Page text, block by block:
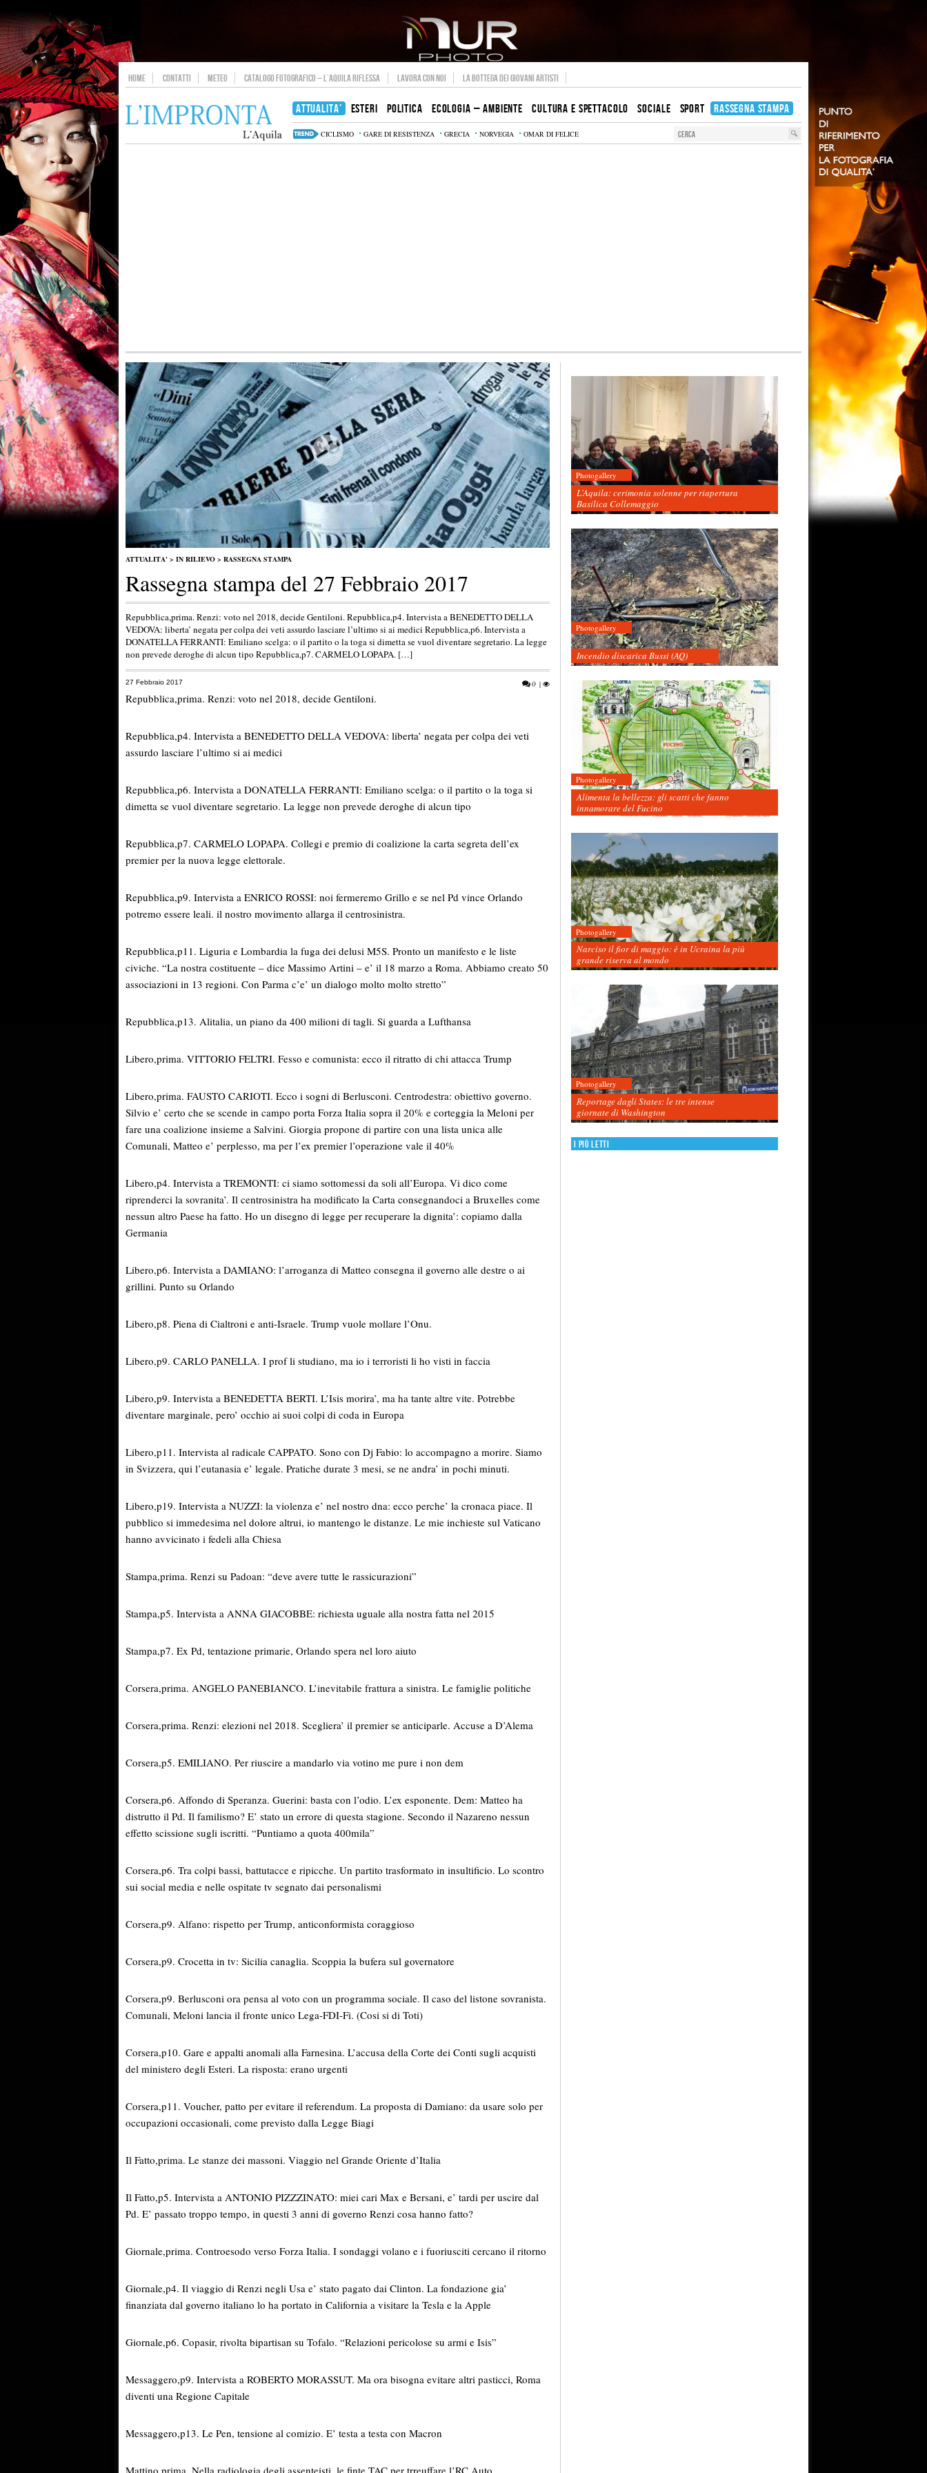
HOME CONTATTI METEO CATALOGO FOTOGRAFICO – L’AQUILA RIFLESSA LAVORA CON NOI LA BOTTEGA DEI GIOVANI ARTISTI
ATTUALITA’ ESTERI POLITICA ECOLOGIA – AMBIENTE CULTURA E SPETTACOLO SOCIALE SPORT RASSEGNA STAMPA
CICLISMO GARE DI RESISTENZA GRECIA NORVEGIA OMAR DI FELICE
ATTUALITA' > IN RILIEVO > RASSEGNA STAMPA
Rassegna stampa del 27 Febbraio 2017
Repubblica,prima. Renzi: voto nel 2018, decide Gentiloni. Repubblica,p4. Intervista a BENEDETTO DELLA
VEDOVA: liberta’ negata per colpa dei veti assurdo lasciare l’ultimo si ai medici Repubblica,p6. Intervista a
DONATELLA FERRANTI: Emiliano scelga: o il partito o la toga si dimetta se vuol diventare segretario. La legge
non prevede deroghe di alcun tipo Repubblica,p7. CARMELO LOPAPA. […]
27 Febbraio 2017 0 |
Repubblica,prima. Renzi: voto nel 2018, decide Gentiloni.
Repubblica,p4. Intervista a BENEDETTO DELLA VEDOVA: liberta’ negata per colpa dei veti
assurdo lasciare l’ultimo si ai medici
Repubblica,p6. Intervista a DONATELLA FERRANTI: Emiliano scelga: o il partito o la toga si
dimetta se vuol diventare segretario. La legge non prevede deroghe di alcun tipo
Repubblica,p7. CARMELO LOPAPA. Collegi e premio di coalizione la carta segreta dell’ex
premier per la nuova legge elettorale.
Repubblica,p9. Intervista a ENRICO ROSSI: noi fermeremo Grillo e se nel Pd vince Orlando
potremo essere leali. il nostro movimento allarga il centrosinistra.
Repubblica,p11. Liguria e Lombardia la fuga dei delusi M5S. Pronto un manifesto e le liste
civiche. “La nostra costituente – dice Massimo Artini – e’ il 18 marzo a Roma. Abbiamo creato 50
associazioni in 13 regioni. Con Parma c’e’ un dialogo molto molto stretto”
Repubblica,p13. Alitalia, un piano da 400 milioni di tagli. Si guarda a Lufthansa
Libero,prima. VITTORIO FELTRI. Fesso e comunista: ecco il ritratto di chi attacca Trump
Libero,prima. FAUSTO CARIOTI. Ecco i sogni di Berlusconi. Centrodestra: obiettivo governo.
Silvio e’ certo che se scende in campo porta Forza Italia sopra il 20% e corteggia la Meloni per
fare una coalizione insieme a Salvini. Giorgia propone di partire con una lista unica alle
Comunali, Matteo e’ perplesso, ma per l’ex premier l’operazione vale il 40%
Libero,p4. Intervista a TREMONTI: ci siamo sottomessi da soli all’Europa. Vi dico come
riprenderci la sovranita’. Il centrosinistra ha modificato la Carta consegnandoci a Bruxelles come
nessun altro Paese ha fatto. Ho un disegno di legge per recuperare la dignita’: copiamo dalla
Germania
Libero,p6. Intervista a DAMIANO: l’arroganza di Matteo consegna il governo alle destre o ai
grillini. Punto su Orlando
Libero,p8. Piena di Cialtroni e anti-Israele. Trump vuole mollare l’Onu.
Libero,p9. CARLO PANELLA. I prof li studiano, ma io i terroristi li ho visti in faccia
Libero,p9. Intervista a BENEDETTA BERTI. L’Isis morira’, ma ha tante altre vite. Potrebbe
diventare marginale, pero’ occhio ai suoi colpi di coda in Europa
Libero,p11. Intervista al radicale CAPPATO. Sono con Dj Fabio: lo accompagno a morire. Siamo
in Svizzera, qui l’eutanasia e’ legale. Pratiche durate 3 mesi, se ne andra’ in pochi minuti.
Libero,p19. Intervista a NUZZI: la violenza e’ nel nostro dna: ecco perche’ la cronaca piace. Il
pubblico si immedesima nel dolore altrui, io mantengo le distanze. Le mie inchieste sul Vaticano
hanno avvicinato i fedeli alla Chiesa
Stampa,prima. Renzi su Padoan: “deve avere tutte le rassicurazioni”
Stampa,p5. Intervista a ANNA GIACOBBE: richiesta uguale alla nostra fatta nel 2015
Stampa,p7. Ex Pd, tentazione primarie, Orlando spera nel loro aiuto
Corsera,prima. ANGELO PANEBIANCO. L’inevitabile frattura a sinistra. Le famiglie politiche
Corsera,prima. Renzi: elezioni nel 2018. Scegliera’ il premier se anticiparle. Accuse a D’Alema
Corsera,p5. EMILIANO. Per riuscire a mandarlo via votino me pure i non dem
Corsera,p6. Affondo di Speranza. Guerini: basta con l’odio. L’ex esponente. Dem: Matteo ha
distrutto il Pd. Il familismo? E’ stato un errore di questa stagione. Secondo il Nazareno nessun
effetto scissione sugli iscritti. “Puntiamo a quota 400mila”
Corsera,p6. Tra colpi bassi, battutacce e ripicche. Un partito trasformato in insultificio. Lo scontro
sui social media e nelle ospitate tv segnato dai personalismi
Corsera,p9. Alfano: rispetto per Trump, anticonformista coraggioso
Corsera,p9. Crocetta in tv: Sicilia canaglia. Scoppia la bufera sul governatore
Corsera,p9. Berlusconi ora pensa al voto con un programma sociale. Il caso del listone sovranista.
Comunali, Meloni lancia il fronte unico Lega-FDI-Fi. (Cosi si di Toti)
Corsera,p10. Gare e appalti anomali alla Farnesina. L’accusa della Corte dei Conti sugli acquisti
del ministero degli Esteri. La risposta: erano urgenti
Corsera,p11. Voucher, patto per evitare il referendum. La proposta di Damiano: da usare solo per
occupazioni occasionali, come previsto dalla Legge Biagi
Il Fatto,prima. Le stanze dei massoni. Viaggio nel Grande Oriente d’Italia
Il Fatto,p5. Intervista a ANTONIO PIZZZINATO: miei cari Max e Bersani, e’ tardi per uscire dal
Pd. E’ passato troppo tempo, in questi 3 anni di governo Renzi cosa hanno fatto?
Giornale,prima. Controesodo verso Forza Italia. I sondaggi volano e i fuoriusciti cercano il ritorno
Giornale,p4. Il viaggio di Renzi negli Usa e’ stato pagato dai Clinton. La fondazione gia’
finanziata dal governo italiano lo ha portato in California a visitare la Tesla e la Apple
Giornale,p6. Copasir, rivolta bipartisan su Tofalo. “Relazioni pericolose su armi e Isis”
Messaggero,p9. Intervista a ROBERTO MORASSUT. Ma ora bisogna evitare altri pasticci, Roma
diventi una Regione Capitale
Messaggero,p13. Le Pen, tensione al comizio. E’ testa a testa con Macron
Photogallery
L’Aquila: cerimonia solenne per riapertura
Basilica Collemaggio
Photogallery
Incendio discarica Bussi (AQ)
Photogallery
Alimenta la bellezza: gli scatti che fanno
innamorare del Fucino
Photogallery
Narciso il fior di maggio: è in Ucraina la più
grande riserva al mondo
Photogallery
Reportage dagli States: le tre intense
giornate di Washington
I più letti